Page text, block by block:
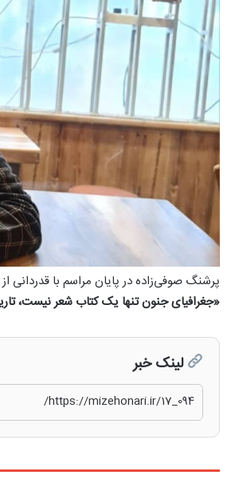
پرشنگ صوفی‌زاده در پایان مراسم با قدردانی
«جغرافیای جنون تنها یک کتاب شعر نیست،
لینک خبر